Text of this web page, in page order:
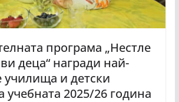
програма „Нестле
деца“ награди най-
училища и детски
учебната 2025/26 година